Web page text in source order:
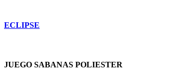
ECLIPSE
JUEGO SABANAS POLIESTER